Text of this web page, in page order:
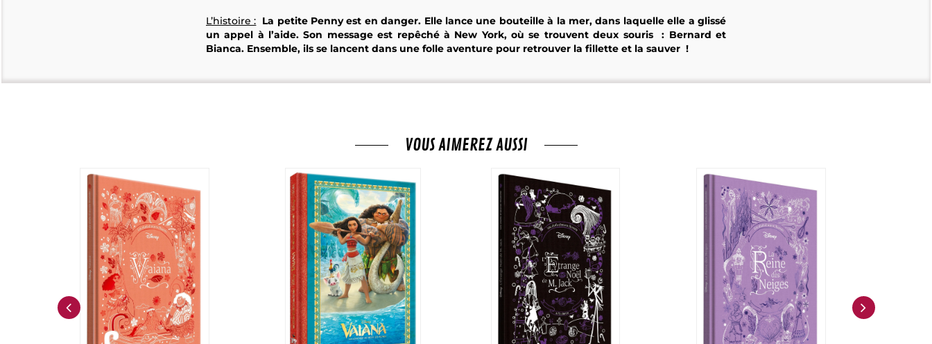
L’histoire : La petite Penny est en danger. Elle lance une bouteille à la mer, dans laquelle elle a glissé
un appel à l’aide. Son message est repêché à New York, où se trouvent deux souris : Bernard et
Bianca. Ensemble, ils se lancent dans une folle aventure pour retrouver la fillette et la sauver !
VOUS AIMEREZ AUSSI